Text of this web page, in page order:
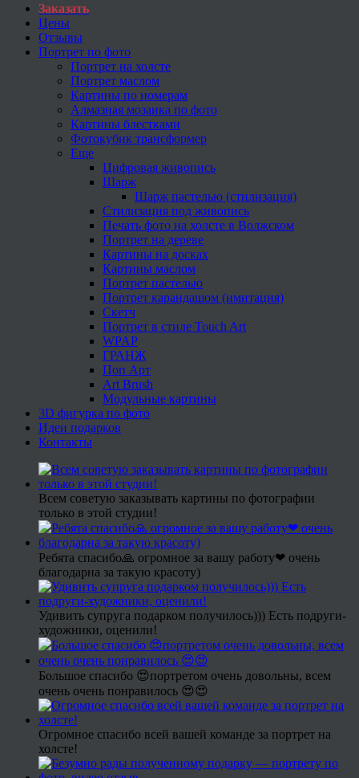
Заказать
Цены
Отзывы
Портрет по фото
Портрет на холсте
Портрет маслом
Картины по номерам
Алмазная мозаика по фото
Картины блестками
Фотокубик трансформер
Еще
Цифровая живопись
Шарж
Шарж пастелью (стилизация)
Стилизация под живопись
Печать фото на холсте в Волжском
Портрет на дереве
Картины на досках
Картины маслом
Портрет пастелью
Портрет карандашом (имитация)
Скетч
Портрет в стиле Touch Art
WPAP
ГРАНЖ
Поп Арт
Art Brush
Модульные картины
3D фигурка по фото
Идеи подарков
Контакты
Всем советую заказывать картины по фотографии
только в этой студии!
Ребята спасибо🙏 огромное за вашу работу❤ очень
благодарна за такую красоту)
Удивить супруга подарком получилось))) Есть подруги-
художники, оценили!
Большое спасибо 😍портретом очень довольны, всем
очень очень понравилось 😍😍
Огромное спасибо всей вашей команде за портрет на
холсте!